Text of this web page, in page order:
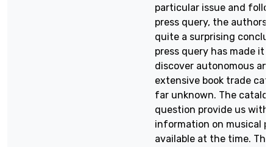
particular issue and
press query, the authors
quite a surprising
press query has made it
discover autonomous
extensive book trade
far unknown. The
question provide us with
information on musical
available at the time.